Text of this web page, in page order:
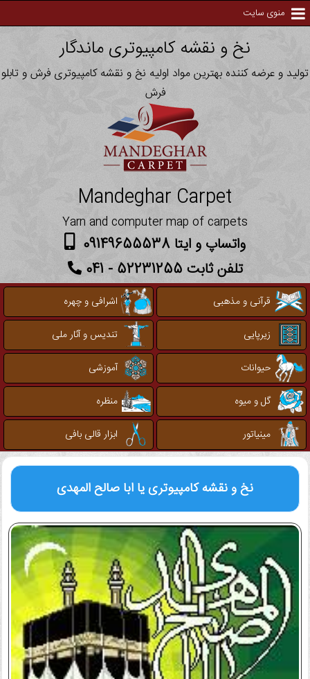
منوی سایت
نخ و نقشه کامپیوتری ماندگار
تولید و عرضه کننده بهترین مواد اولیه نخ و نقشه کامپیوتری فرش و تابلو
فرش
Mandeghar Carpet
Yarn and computer map of carpets
واتساپ و ایتا 09149655538
تلفن ثابت 52231255 - 041
قرآنی و مذهبی
اشرافی و چهره
زیرپایی
تندیس و آثار ملی
حیوانات
آموزشی
گل و میوه
منظره
مینیاتور
ابزار قالی بافی
نخ و نقشه کامپیوترییا ابا صالح المهدی